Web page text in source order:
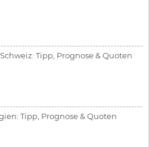
Tipp, Prognose & Quoten
Tipp, Prognose & Quoten